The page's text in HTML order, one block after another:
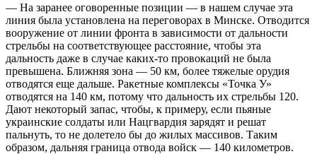
— На заранее оговоренные позиции — в нашем случае эта
линия была установлена на переговорах в Минске. Отводится
вооружение от линии фронта в зависимости от дальности
стрельбы на соответствующее расстояние, чтобы эта
дальность даже в случае каких-то провокаций не была
превышена. Ближняя зона — 50 км, более тяжелые орудия
отводятся еще дальше. Ракетные комплексы «Точка У»
отводятся на 140 км, потому что дальность их стрельбы 120.
Дают некоторый запас, чтобы, к примеру, если пьяные
украинские солдаты или Нацгвардия зарядят и решат
пальнуть, то не долетело бы до жилых массивов. Таким
образом, дальняя граница отвода войск — 140 километров.